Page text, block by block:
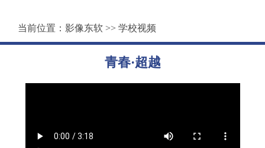
当前位置： 影像东软 >> 学校视频
青春·超越